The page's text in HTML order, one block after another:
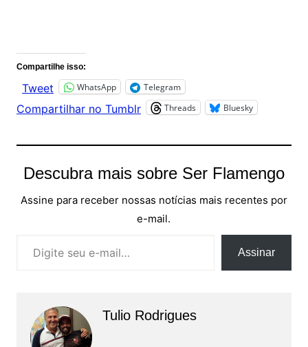
Compartilhe isso:
Tweet WhatsApp Telegram
Compartilhar no Tumblr Threads Bluesky
Descubra mais sobre Ser Flamengo
Assine para receber nossas notícias mais recentes por
e-mail.
Assinar
Tulio Rodrigues